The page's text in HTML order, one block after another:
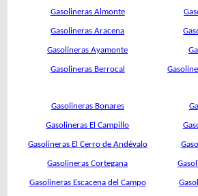
Gasolineras Almonte
Gasolineras Aracena
Gasolineras Ayamonte
Gasolineras Berrocal
Gasolineras Bonares
Gasolineras El Campillo
Gasolineras El Cerro de Andévalo
Gasolineras Cortegana
Gasolineras Escacena del Campo